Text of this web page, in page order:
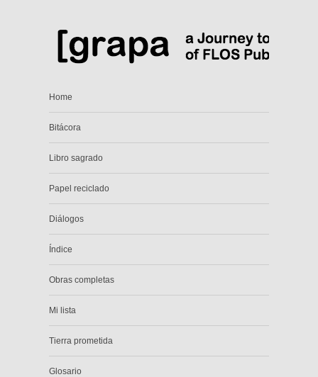
Home
Bitácora
Libro sagrado
Papel reciclado
Diálogos
Índice
Obras completas
Mi lista
Tierra prometida
Glosario